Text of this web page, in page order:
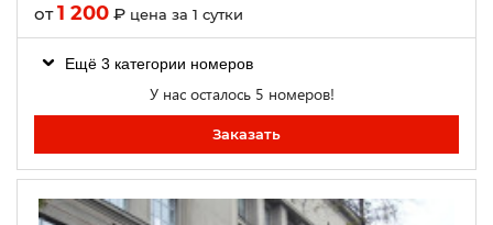
от1 200 ₽ цена за 1 сутки
Ещё 3 категории номеров
У нас осталось 5 номеров!
Заказать